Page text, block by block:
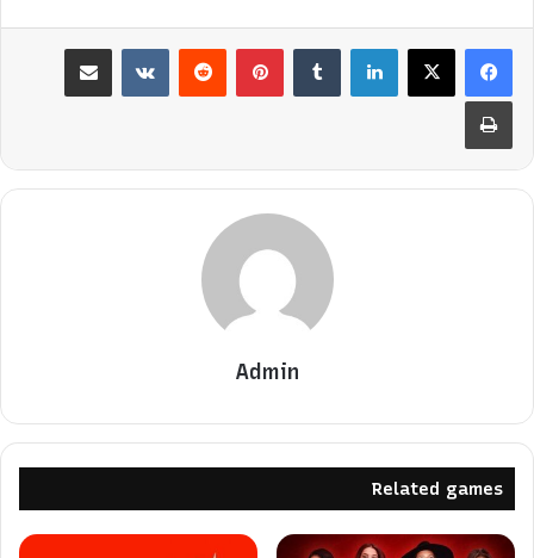
لينكدإن بينتيريست مشاركة عبر البريد
طباعة
Admin
Related games